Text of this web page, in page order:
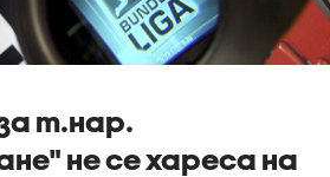
т.нар.
не се хареса на